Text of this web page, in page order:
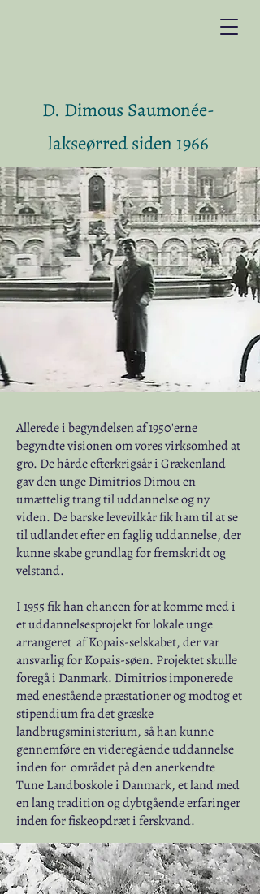
D. Dimous Saumonée-
lakseørred siden 1966
Allerede i begyndelsen af 1950'erne
begyndte visionen om vores virksomhed at
gro. De hårde efterkrigsår i Grækenland
gav den unge Dimitrios Dimou en
umættelig trang til uddannelse og ny
viden. De barske levevilkår fik ham til at se
til udlandet efter en faglig uddannelse, der
kunne skabe grundlag for fremskridt og
velstand.
I 1955 fik han chancen for at komme med i
et uddannelsesprojekt for lokale unge
arrangeret af Kopais-selskabet, der var
ansvarlig for Kopais-søen. Projektet skulle
foregå i Danmark. Dimitrios imponerede
med enestående præstationer og modtog et
stipendium fra det græske
landbrugsministerium, så han kunne
gennemføre en videregående uddannelse
inden for området på den anerkendte
Tune Landboskole i Danmark, et land med
en lang tradition og dybtgående erfaringer
inden for fiskeopdræt i ferskvand.